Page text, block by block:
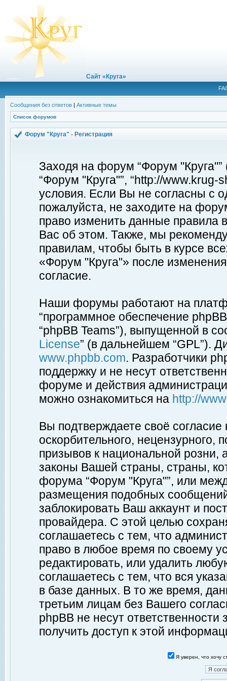
Сайт «Круга»
Сообщения без ответов | Активные темы
Список форумов
Форум "Круга" - Регистрация
Заходя на форум “Форум
“Форум "Круга"”, “http://
условия. Если Вы не согласны с
пожалуйста, не заходите на
право изменить данные правила
Вас об этом. Также, мы
правилам, чтобы быть в курсе
«Форум "Круга"» после
согласие.
Наши форумы работают на
“программное обеспечение
“phpBB Teams”), выпущенной в
License” (в дальнейшем “GPL”).
www.phpbb.com. Разработчики
поддержку и не несут
форуме и действия
можно ознакомиться на http://
Вы подтверждаете своё
оскорбительного, нецензурного,
призывов к национальной
законы Вашей страны, страны,
форума “Форум "Круга"”, или
размещения подобных
заблокировать Ваш аккаунт и
провайдера. С этой целью
соглашаетесь с тем, что
право в любое время по своему
редактировать, или удалить
соглашаетесь с тем, что вся
в базе данных. В то же время,
третьим лицам без Вашего
phpBB не несут ответственности
получить доступ к этой
Я уверен, что хочу